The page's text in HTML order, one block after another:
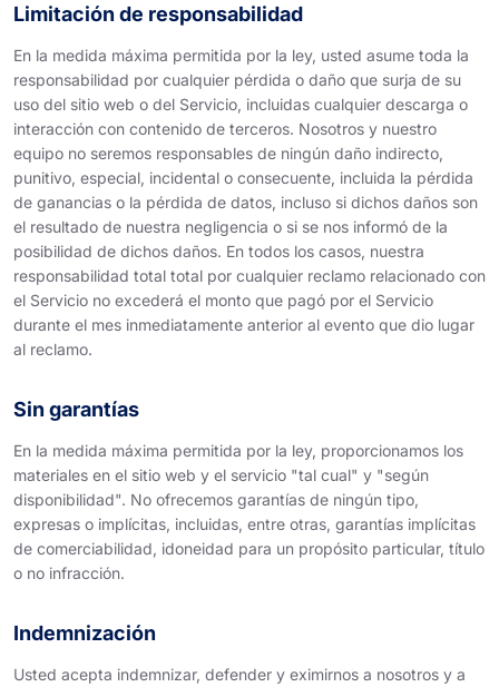
Limitación de responsabilidad
En la medida máxima permitida por la ley, usted asume toda la
responsabilidad por cualquier pérdida o daño que surja de su
uso del sitio web o del Servicio, incluidas cualquier descarga o
interacción con contenido de terceros. Nosotros y nuestro
equipo no seremos responsables de ningún daño indirecto,
punitivo, especial, incidental o consecuente, incluida la pérdida
de ganancias o la pérdida de datos, incluso si dichos daños son
el resultado de nuestra negligencia o si se nos informó de la
posibilidad de dichos daños. En todos los casos, nuestra
responsabilidad total total por cualquier reclamo relacionado con
el Servicio no excederá el monto que pagó por el Servicio
durante el mes inmediatamente anterior al evento que dio lugar
al reclamo.
Sin garantías
En la medida máxima permitida por la ley, proporcionamos los
materiales en el sitio web y el servicio "tal cual" y "según
disponibilidad". No ofrecemos garantías de ningún tipo,
expresas o implícitas, incluidas, entre otras, garantías implícitas
de comerciabilidad, idoneidad para un propósito particular, título
o no infracción.
Indemnización
Usted acepta indemnizar, defender y eximirnos a nosotros y a